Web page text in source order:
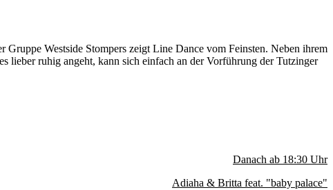
Westside Stompers zeigt Line Dance vom Feinsten. Neben ihrem
lieber ruhig angeht, kann sich einfach an der Vorführung der Tutzinger
Danach ab 18:30 Uhr
Adiaha & Britta feat. "baby palace"